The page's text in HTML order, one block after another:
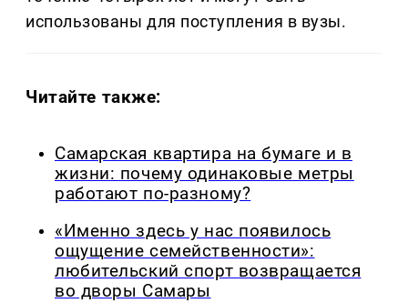
использованы для поступления в вузы.
Читайте также:
Самарская квартира на бумаге и в
жизни: почему одинаковые метры
работают по-разному?
«Именно здесь у нас появилось
ощущение семейственности»:
любительский спорт возвращается
во дворы Самары